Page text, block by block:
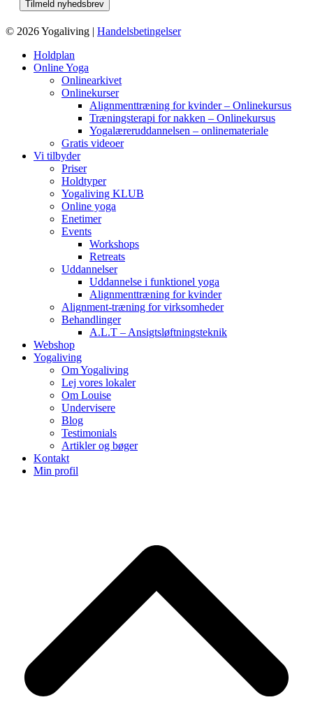
© 2026 Yogaliving | Handelsbetingelser
Holdplan
Online Yoga
Onlinearkivet
Onlinekurser
Alignmenttræning for kvinder – Onlinekursus
Træningsterapi for nakken – Onlinekursus
Yogalæreruddannelsen – onlinemateriale
Gratis videoer
Vi tilbyder
Priser
Holdtyper
Yogaliving KLUB
Online yoga
Enetimer
Events
Workshops
Retreats
Uddannelser
Uddannelse i funktionel yoga
Alignmenttræning for kvinder
Alignment-træning for virksomheder
Behandlinger
A.L.T – Ansigtsløftningsteknik
Webshop
Yogaliving
Om Yogaliving
Lej vores lokaler
Om Louise
Undervisere
Blog
Testimonials
Artikler og bøger
Kontakt
Min profil